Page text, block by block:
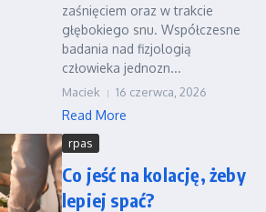
zaśnięciem oraz w trakcie
głębokiego snu. Współczesne
badania nad fizjologią
człowieka jednozn...
Maciek 16 czerwca, 2026
Read More
rpas
Co jeść na kolację, żeby
lepiej spać?